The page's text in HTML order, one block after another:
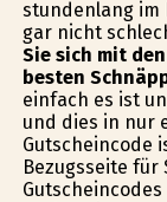
stundenlang im
gar nicht
Sie sich mit
besten
einfach es ist
und dies in nur
Gutscheincode
Bezugsseite für